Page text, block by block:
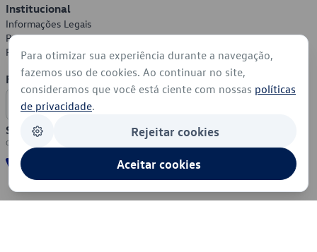
Institucional
Informações Legais
Política de Privacidade
Política de Cookies
Formas de Pagamento
Segurança
Para otimizar sua experiência durante a navegação,
fazemos uso de cookies. Ao continuar no site,
consideramos que você está ciente com nossas políticas
de privacidade.
Rejeitar cookies
Aceitar cookies